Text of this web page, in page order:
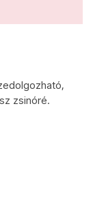
zsinóré.